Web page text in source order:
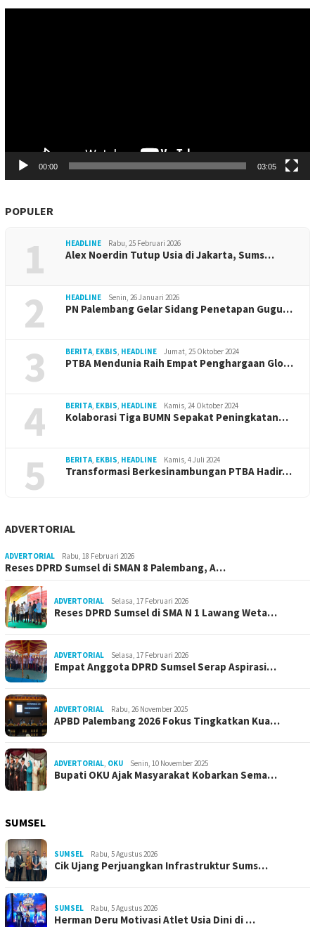
00:00 03:05
POPULER
1 HEADLINE Rabu, 25 Februari 2026
Alex Noerdin Tutup Usia di Jakarta, Sums…
2 HEADLINE Senin, 26 Januari 2026
PN Palembang Gelar Sidang Penetapan Gugu…
3 BERITA EKBIS HEADLINE Jumat, 25 Oktober 2024
PTBA Mendunia Raih Empat Penghargaan Glo…
4 BERITA EKBIS HEADLINE Kamis, 24 Oktober 2024
Kolaborasi Tiga BUMN Sepakat Peningkatan…
5 BERITA EKBIS HEADLINE Kamis, 4 Juli 2024
Transformasi Berkesinambungan PTBA Hadir…
ADVERTORIAL
ADVERTORIAL Rabu, 18 Februari 2026
Reses DPRD Sumsel di SMAN 8 Palembang, A…
ADVERTORIAL Selasa, 17 Februari 2026
Reses DPRD Sumsel di SMA N 1 Lawang Weta…
ADVERTORIAL Selasa, 17 Februari 2026
Empat Anggota DPRD Sumsel Serap Aspirasi…
ADVERTORIAL Rabu, 26 November 2025
APBD Palembang 2026 Fokus Tingkatkan Kua…
ADVERTORIAL OKU Senin, 10 November 2025
Bupati OKU Ajak Masyarakat Kobarkan Sema…
SUMSEL
SUMSEL Rabu, 5 Agustus 2026
Cik Ujang Perjuangkan Infrastruktur Sums…
SUMSEL Rabu, 5 Agustus 2026
Herman Deru Motivasi Atlet Usia Dini di …